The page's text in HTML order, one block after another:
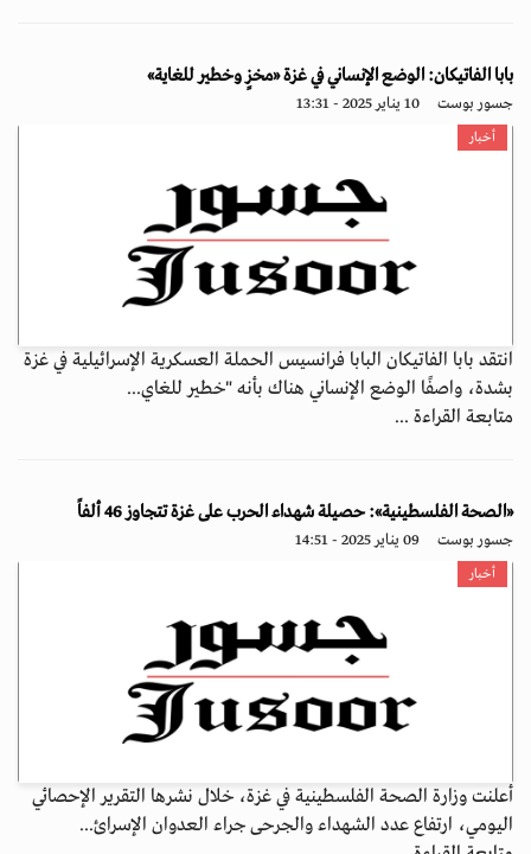
بابا الفاتيكان: الوضع الإنساني في غزة «مخزٍ وخطير للغاية»
جسور بوست 10 يناير 2025 - 13:31
أخبار
انتقد بابا الفاتيكان البابا فرانسيس الحملة العسكرية الإسرائيلية في غزة
بشدة، واصفًا الوضع الإنساني هناك بأنه "خطير للغاي...
متابعة القراءة ...
«الصحة الفلسطينية»: حصيلة شهداء الحرب على غزة تتجاوز 46 ألفاً
جسور بوست 09 يناير 2025 - 14:51
أخبار
أعلنت وزارة الصحة الفلسطينية في غزة، خلال نشرها التقرير الإحصائي
اليومي، ارتفاع عدد الشهداء والجرحى جراء العدوان الإسرائ...